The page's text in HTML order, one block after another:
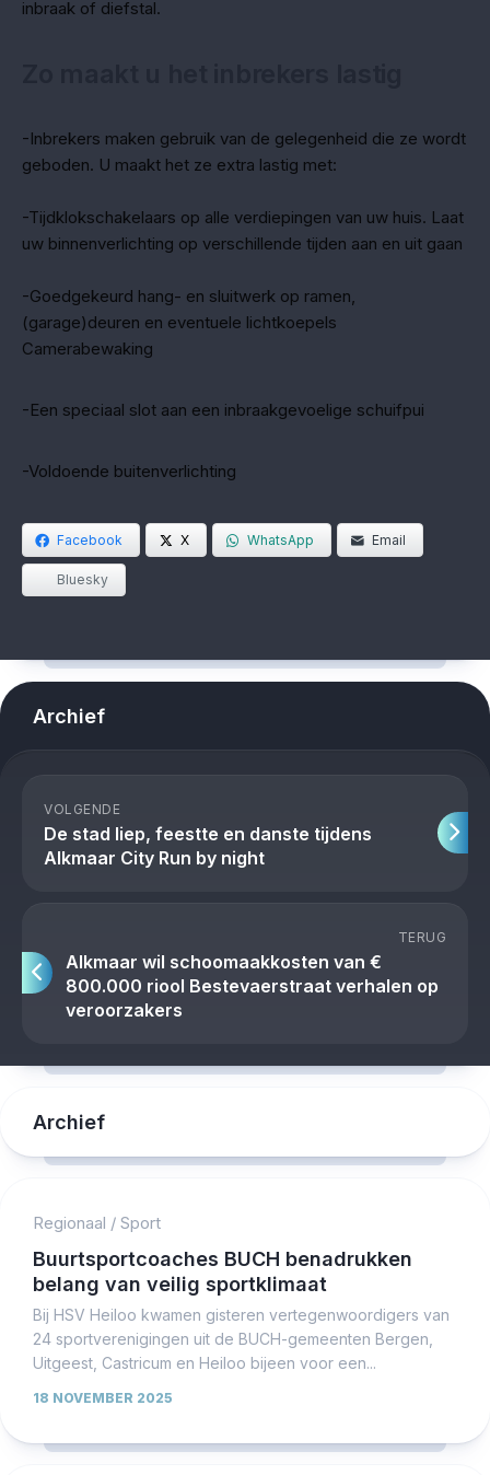
inbraak of diefstal.
-Inbrekers maken gebruik van de gelegenheid die ze wordt
geboden. U maakt het ze extra lastig met:
-Tijdklokschakelaars op alle verdiepingen van uw huis. Laat
uw binnenverlichting op verschillende tijden aan en uit gaan
-Goedgekeurd hang- en sluitwerk op ramen,
(garage)deuren en eventuele lichtkoepels
Camerabewaking
-Een speciaal slot aan een inbraakgevoelige schuifpui
-Voldoende buitenverlichting
Facebook X WhatsApp Email
Bluesky
Archief
VOLGENDE
De stad liep, feestte en danste tijdens
Alkmaar City Run by night
TERUG
Alkmaar wil schoomaakkosten van €
800.000 riool Bestevaerstraat verhalen op
veroorzakers
Archief
Regionaal / Sport
Buurtsportcoaches BUCH benadrukken
belang van veilig sportklimaat
Bij HSV Heiloo kwamen gisteren vertegenwoordigers van
24 sportverenigingen uit de BUCH-gemeenten Bergen,
Uitgeest, Castricum en Heiloo bijeen voor een...
18 NOVEMBER 2025